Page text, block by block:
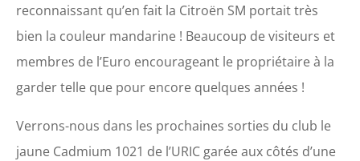
reconnaissant qu’en fait la Citroën SM portait très
bien la couleur mandarine ! Beaucoup de visiteurs et
membres de l’Euro encourageant le propriétaire à la
garder telle que pour encore quelques années !
Verrons-nous dans les prochaines sorties du club le
jaune Cadmium 1021 de l’URIC garée aux côtés d’une